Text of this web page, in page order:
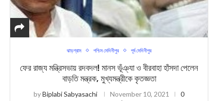
ঝাড়গ্রাম পশ্চিম মেদিনীপুর পূর্ব মেদিনীপুর
ফের রাজ্য মন্ত্রিসভায় রদবদল! মানস ভূঁঞ্যা ও বীরবাহা হাঁসদা পেলেন
বাড়তি মন্ত্রক, মুখ্যমন্ত্রীকে কৃতজ্ঞতা
byBiplabi Sabyasachi November 10, 2021
0